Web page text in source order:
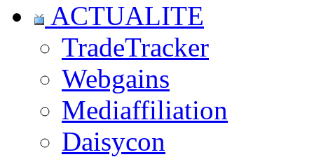
ACTUALITE
TradeTracker
Webgains
Mediaffiliation
Daisycon